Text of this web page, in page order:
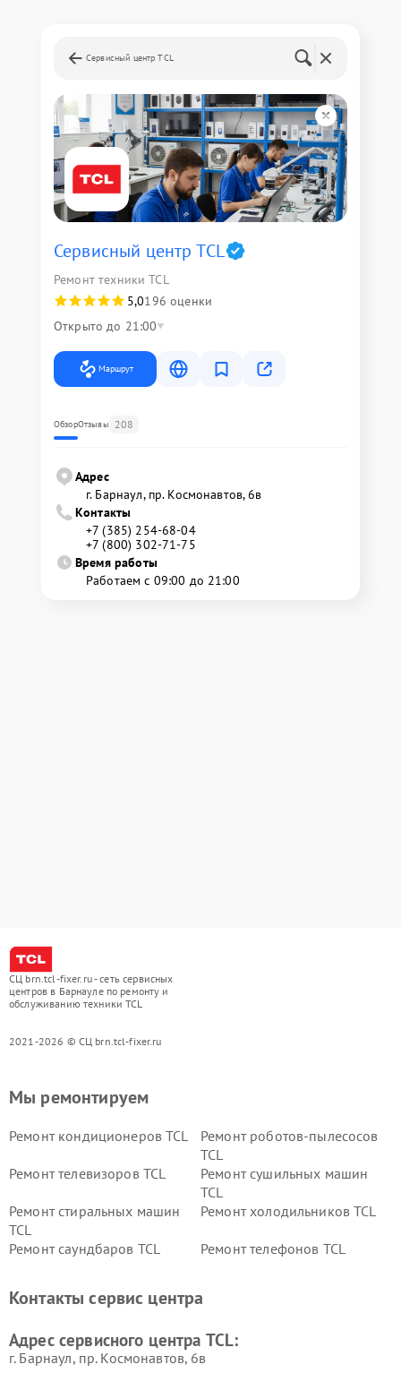
Сервисный центр TCL
Сервисный центр TCL
Ремонт техники TCL
5,0196 оценки
Открыто до 21:00
Маршрут
ОбзорОтзывы 208
Адрес
г. Барнаул, ​пр. Космонавтов, 6в
Контакты
+7 (385) 254-68-04
+7 (800) 302-71-75
Время работы
Работаем с 09:00 до 21:00
СЦ brn.tcl-fixer.ru - сеть сервисных
центров в Барнауле по ремонту и
обслуживанию техники TCL
2021-2026 © СЦ brn.tcl-fixer.ru
Мы ремонтируем
Ремонт кондиционеров TCL
Ремонт роботов-пылесосов
TCL
Ремонт телевизоров TCL
Ремонт сушильных машин
TCL
Ремонт стиральных машин
TCL
Ремонт холодильников TCL
Ремонт саундбаров TCL Ремонт телефонов TCL
Контакты сервис центра
Адрес сервисного центра TCL:
г. Барнаул, ​пр. Космонавтов, 6в